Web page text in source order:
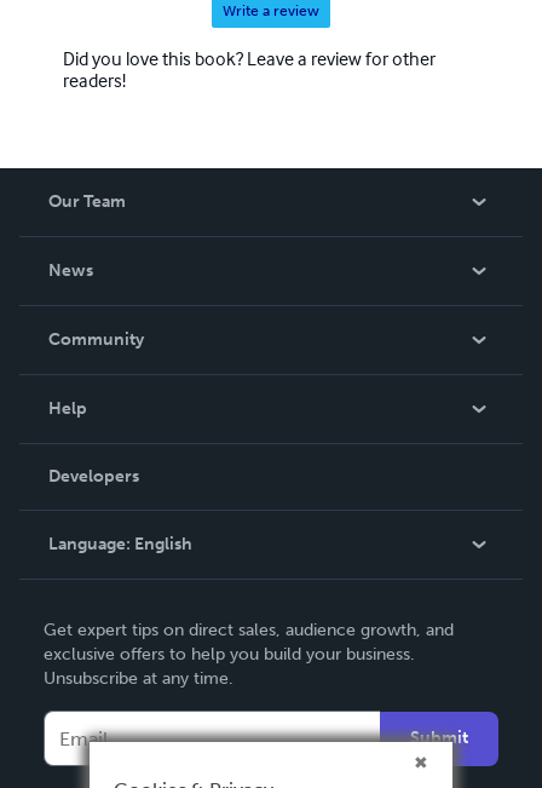
Write a review
Did you love this book? Leave a review for other
readers!
Our Team
News
In The News
Community
Podcast
Help
Order Lookup
Knowledge Base
Contact Support
Developers
Language: English
Deutsch
Français
Español
Get expert tips on direct sales, audience growth, and
exclusive offers to help you build your business.
Unsubscribe at any time.
Submit